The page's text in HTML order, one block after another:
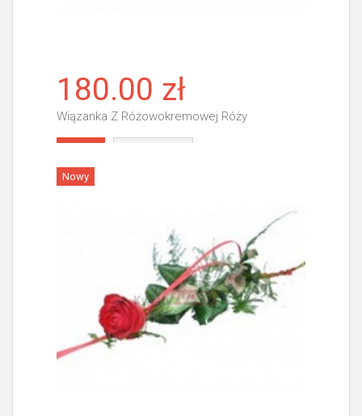
180.00 zł
Wiązanka Z Różowokremowej Róży
Nowy